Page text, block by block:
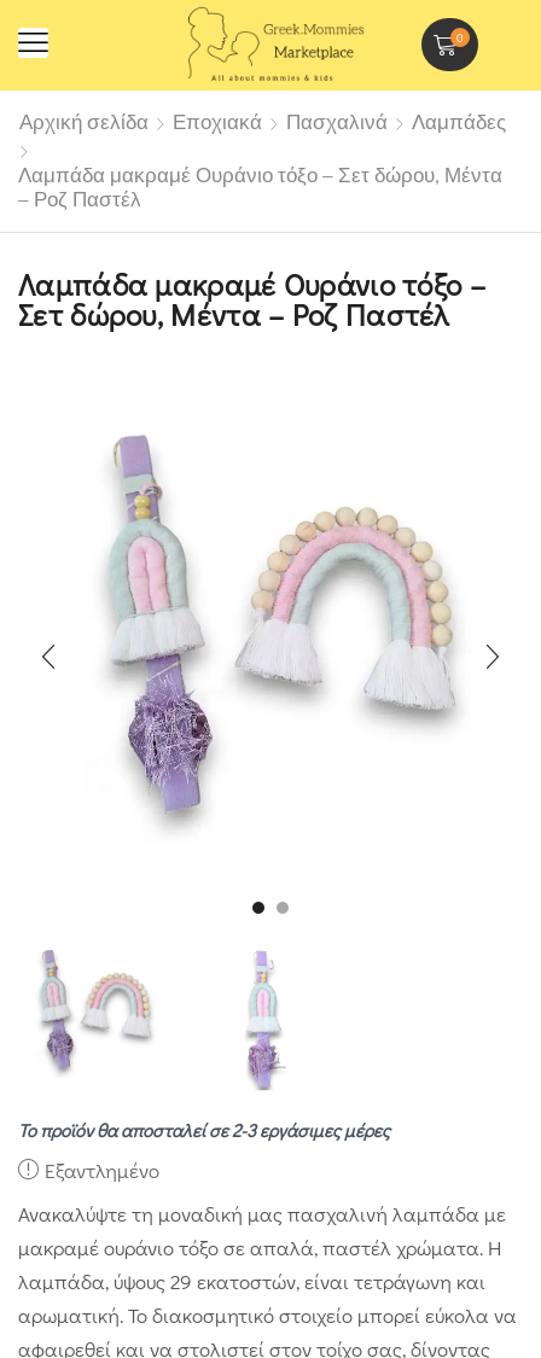
0
Αρχική σελίδα Εποχιακά Πασχαλινά
Λαμπάδες
Λαμπάδα μακραμέ Ουράνιο τόξο – Σετ δώρου, Μέντα
– Ροζ Παστέλ
Λαμπάδα μακραμέ Ουράνιο τόξο –
Σετ δώρου, Μέντα – Ροζ Παστέλ
Το προϊόν θα αποσταλεί σε 2-3 εργάσιμες μέρες
Εξαντλημένο
Ανακαλύψτε τη μοναδική μας πασχαλινή λαμπάδα με
μακραμέ ουράνιο τόξο σε απαλά, παστέλ χρώματα. Η
λαμπάδα, ύψους 29 εκατοστών, είναι τετράγωνη και
αρωματική. Το διακοσμητικό στοιχείο μπορεί εύκολα να
αφαιρεθεί και να στολιστεί στον τοίχο σας, δίνοντας